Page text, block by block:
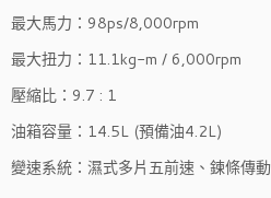
最大馬力：98ps/8,000rpm
最大扭力：11.1kg-m / 6,000rpm
壓縮比：9.7 : 1
油箱容量：14.5L (預備油4.2L)
變速系統：濕式多片五前速、鍊條傳動